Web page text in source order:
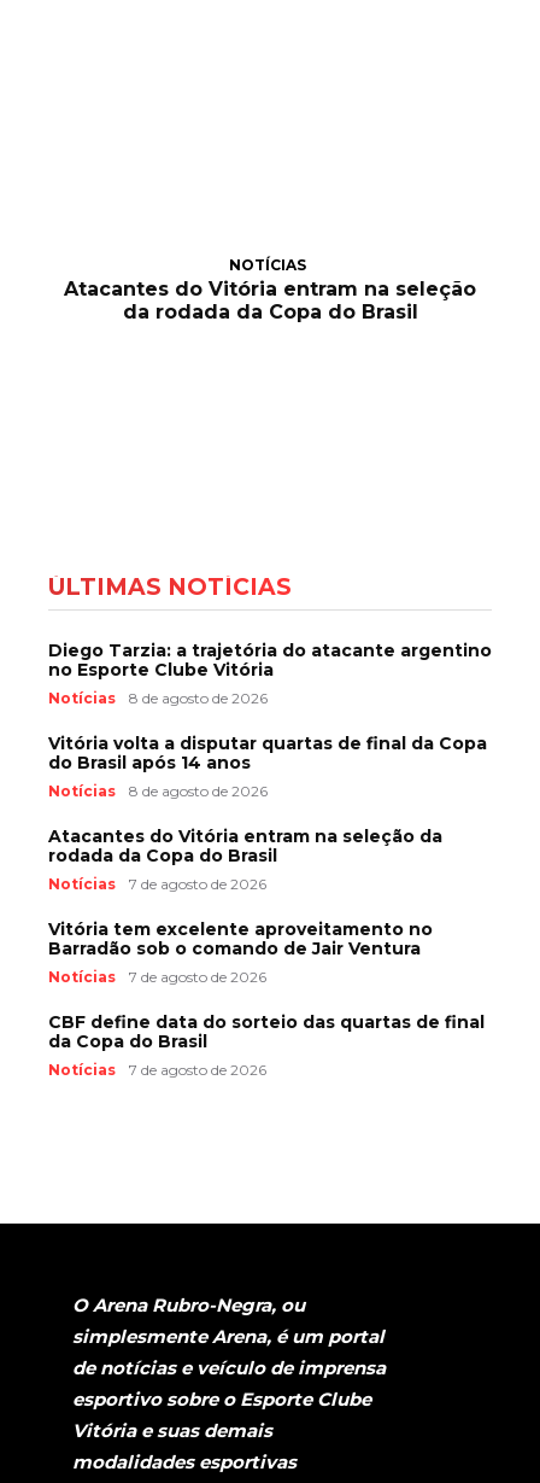
NOTÍCIAS
Atacantes do Vitória entram na seleção
da rodada da Copa do Brasil
ÚLTIMAS NOTÍCIAS
Diego Tarzia: a trajetória do atacante argentino
no Esporte Clube Vitória
Notícias 8 de agosto de 2026
Vitória volta a disputar quartas de final da Copa
do Brasil após 14 anos
Notícias 8 de agosto de 2026
Atacantes do Vitória entram na seleção da
rodada da Copa do Brasil
Notícias 7 de agosto de 2026
Vitória tem excelente aproveitamento no
Barradão sob o comando de Jair Ventura
Notícias 7 de agosto de 2026
CBF define data do sorteio das quartas de final
da Copa do Brasil
Notícias 7 de agosto de 2026
O Arena Rubro-Negra, ou
simplesmente Arena, é um portal
de notícias e veículo de imprensa
esportivo sobre o Esporte Clube
Vitória e suas demais
modalidades esportivas